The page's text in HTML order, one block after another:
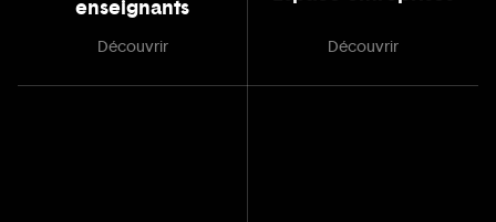
enseignants
Découvrir Découvrir